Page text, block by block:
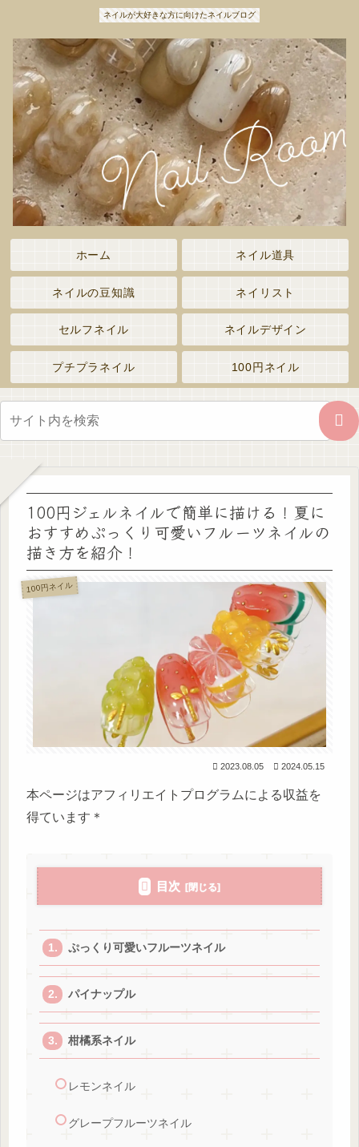
ネイルが大好きな方に向けたネイルブログ
ホーム ネイル道具
ネイルの豆知識 ネイリスト
セルフネイル ネイルデザイン
プチプラネイル 100円ネイル
100円ジェルネイルで簡単に描ける！夏に
おすすめぷっくり可愛いフルーツネイルの
描き方を紹介！
100円ネイル
2023.08.05 2024.05.15
本ページはアフィリエイトプログラムによる収益を
得ています＊
目次
ぷっくり可愛いフルーツネイル
パイナップル
柑橘系ネイル
レモンネイル
グレープフルーツネイル